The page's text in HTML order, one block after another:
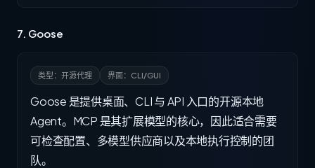
7. Goose
类型：开源代理 界面：CLI/GUI
Goose 是提供桌面、CLI 与 API 入口的开源本地
Agent。MCP 是其扩展模型的核心，因此适合需要
可检查配置、多模型供应商以及本地执行控制的团
队。